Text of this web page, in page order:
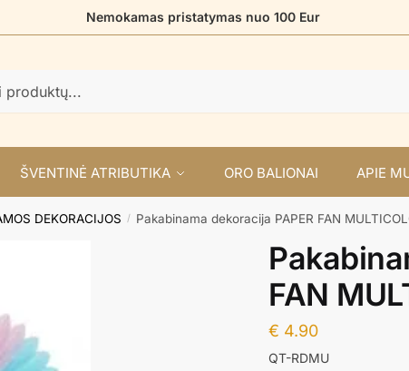
Nemokamas pristatymas nuo 100 Eur
ŠVENTINĖ ATRIBUTIKA ORO BALIONAI APIE
DEKORACIJOS / Pakabinama dekoracija PAPER FAN
FAN
€ 4.90
QT-RDMU